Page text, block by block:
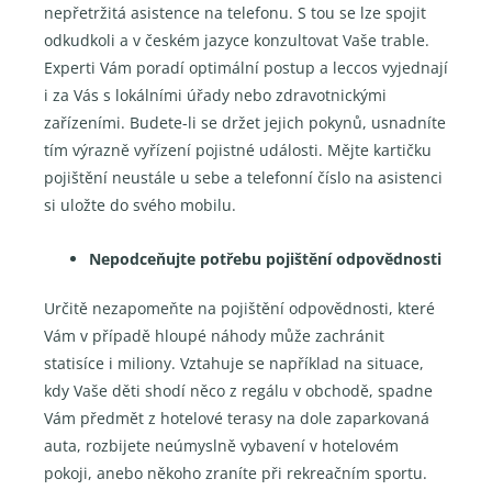
nepřetržitá asistence na telefonu. S tou se lze spojit
odkudkoli a v českém jazyce konzultovat Vaše trable.
Experti Vám poradí optimální postup a leccos vyjednají
i za Vás s lokálními úřady nebo zdravotnickými
zařízeními. Budete-li se držet jejich pokynů, usnadníte
tím výrazně vyřízení pojistné události. Mějte kartičku
pojištění neustále u sebe a telefonní číslo na asistenci
si uložte do svého mobilu.
Nepodceňujte potřebu pojištění odpovědnosti
Určitě nezapomeňte na pojištění odpovědnosti, které
Vám v případě hloupé náhody může zachránit
statisíce i miliony. Vztahuje se například na situace,
kdy Vaše děti shodí něco z regálu v obchodě, spadne
Vám předmět z hotelové terasy na dole zaparkovaná
auta, rozbijete neúmyslně vybavení v hotelovém
pokoji, anebo někoho zraníte při rekreačním sportu.